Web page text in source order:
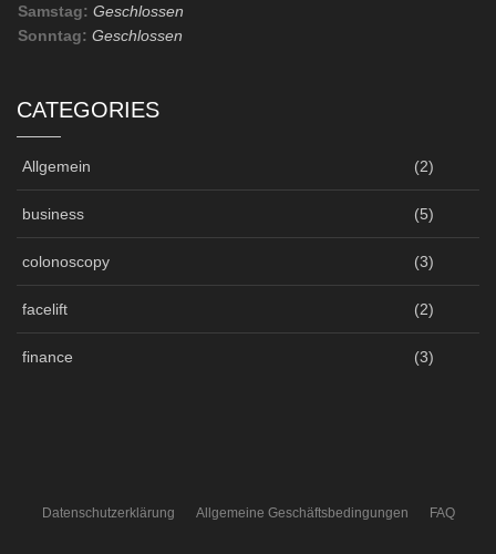
Samstag: Geschlossen
Sonntag: Geschlossen
CATEGORIES
Allgemein (2)
business (5)
colonoscopy (3)
facelift (2)
finance (3)
Datenschutzerklärung Allgemeine Geschäftsbedingungen FAQ